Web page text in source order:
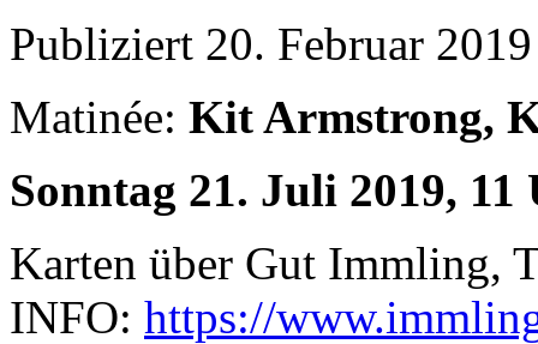
Publiziert 20. Februar 2019
Matinée: Kit Armstrong,
Sonntag 21. Juli 2019,
Karten über Gut Immling,
INFO: https://